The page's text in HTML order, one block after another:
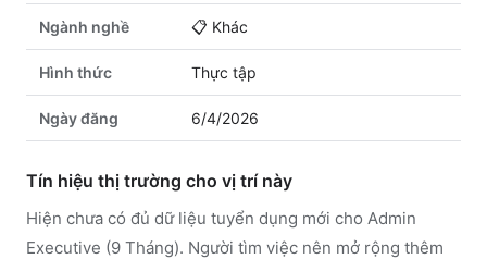
Ngành nghề 📋 Khác
Hình thức Thực tập
Ngày đăng 6/4/2026
Tín hiệu thị trường cho vị trí này
Hiện chưa có đủ dữ liệu tuyển dụng mới cho Admin
Executive (9 Tháng). Người tìm việc nên mở rộng thêm